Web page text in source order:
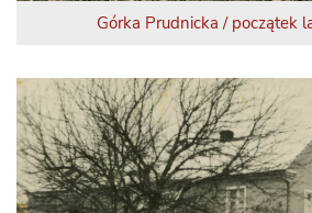
Górka Prudnicka / początek